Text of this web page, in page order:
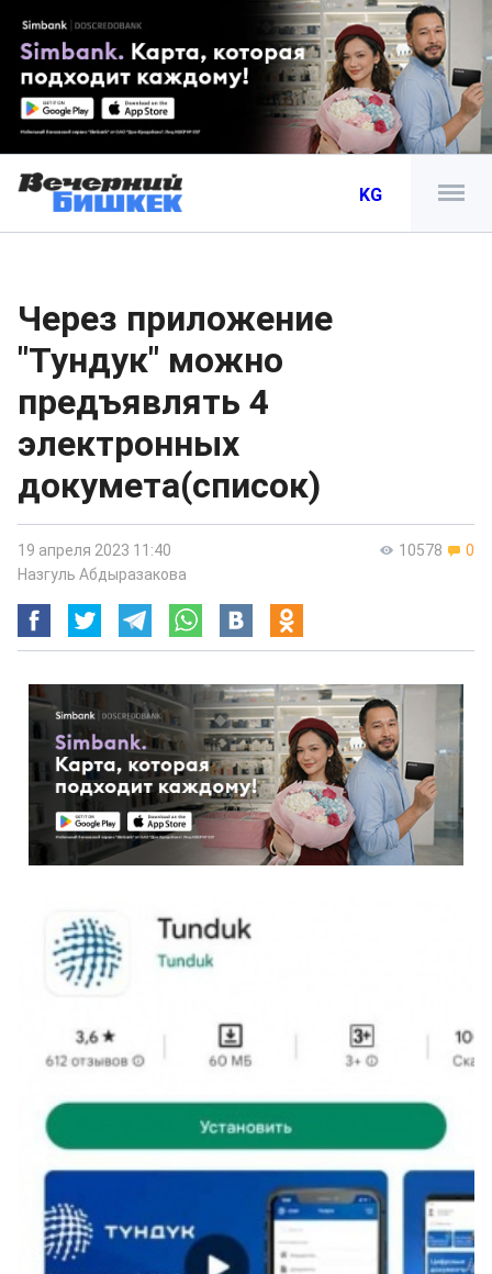
KG
Через приложение
"Тундук" можно
предъявлять 4
электронных
докумета(список)
10578 0
19 апреля 2023 11:40
Назгуль Абдыразакова